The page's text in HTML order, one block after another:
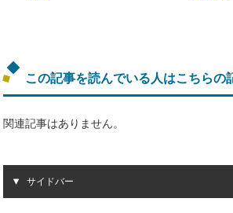
この記事を読んでいる人はこちらの
関連記事はありません。
サイドバー